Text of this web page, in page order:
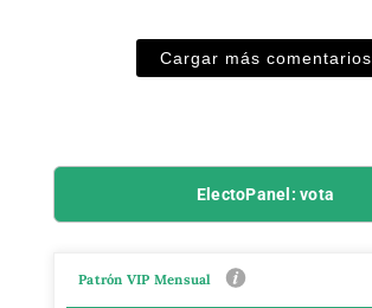
Cargar más comentarios
ElectoPanel: vota
Patrón VIP Mensual